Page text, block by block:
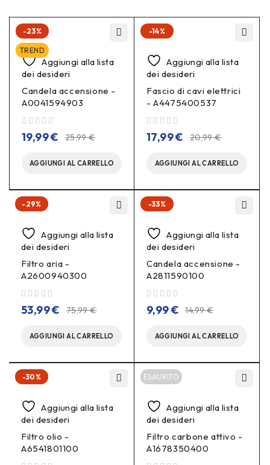
-23%
TREND
Aggiungi alla lista
dei desideri
Candela accensione -
A0041594903
25,99€
19,99€
AGGIUNGI AL CARRELLO
-14%
Aggiungi alla lista
dei desideri
Fascio di cavi elettrici
- A4475400537
20,99€
17,99€
AGGIUNGI AL CARRELLO
-29%
Aggiungi alla lista
dei desideri
Filtro aria -
A2600940300
75,99€
53,99€
AGGIUNGI AL CARRELLO
-33%
Aggiungi alla lista
dei desideri
Candela accensione -
A2811590100
14,99€
9,99€
AGGIUNGI AL CARRELLO
-30%
Aggiungi alla lista
dei desideri
Filtro olio -
A6541801100
ESAURITO
Aggiungi alla lista
dei desideri
Filtro carbone attivo -
A1678350400